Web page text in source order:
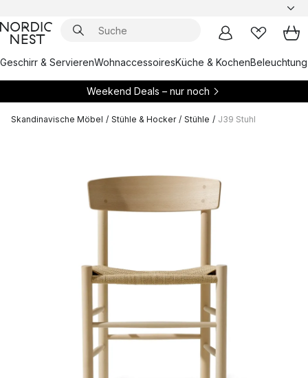
Geschirr & ServierenWohnaccessoiresKüche & KochenBeleuchtung
Weekend Deals – nur noch
Skandinavische Möbel / Stühle & Hocker / Stühle / J39 Stuhl